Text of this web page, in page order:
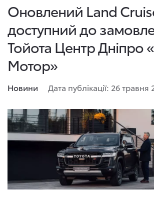
Оновлений Land
доступний до
Тойота Центр Дніпро
Мотор»
Новини Дата публікації: 26 травня